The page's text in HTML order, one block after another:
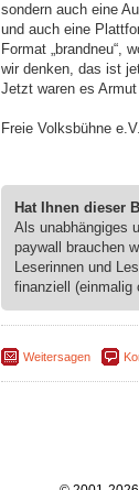
sondern auch eine
und auch eine
Format „brandneu“,
wir denken, das ist
Jetzt waren es
Freie Volksbühne
Hat Ihnen dieser
Als unabhängiges
paywall brauchen
Leserinnen und
finanziell (einmalig
Weitersagen